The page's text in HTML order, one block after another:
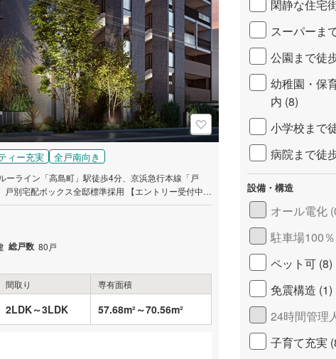
ィー充実 全戸南向き
ーライン「高島町」駅徒歩4分、京浜急行本線「戸
全邸標準採用 【エントリー受付中】
どの最新情報をメール等でご案内いたします。
総戸数 80戸
間取り 専有面積
2LDK～3LDK 57.68m²～70.56m²
閑静な住宅
スーパーま
公園まで徒
幼稚園・保
内 (8)
小学校まで
病院まで徒
設備・構造
オール電化
駐車場100
ペット可 (8)
免震構造 (1)
24時間管理
子育て充実